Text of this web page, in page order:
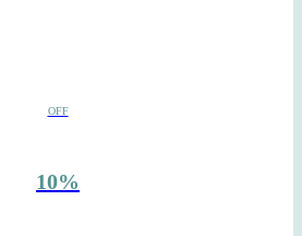
OFF
10%